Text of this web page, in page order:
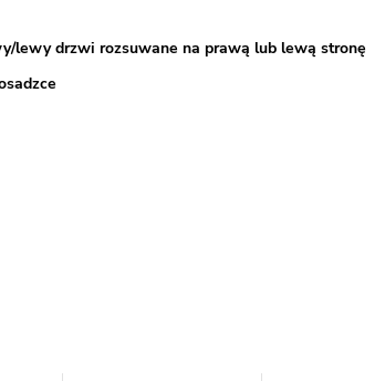
lewy drzwi rozsuwane na prawą lub lewą stronę